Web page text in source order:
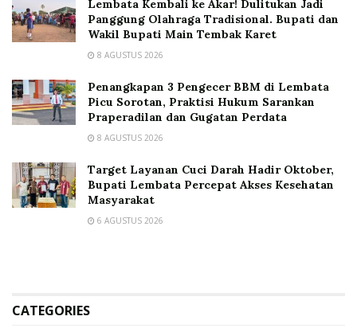
Lembata Kembali ke Akar! Dulitukan Jadi
Panggung Olahraga Tradisional. Bupati dan
Wakil Bupati Main Tembak Karet
8 AGUSTUS 2026
Penangkapan 3 Pengecer BBM di Lembata
Picu Sorotan, Praktisi Hukum Sarankan
Praperadilan dan Gugatan Perdata
8 AGUSTUS 2026
Target Layanan Cuci Darah Hadir Oktober,
Bupati Lembata Percepat Akses Kesehatan
Masyarakat
6 AGUSTUS 2026
CATEGORIES